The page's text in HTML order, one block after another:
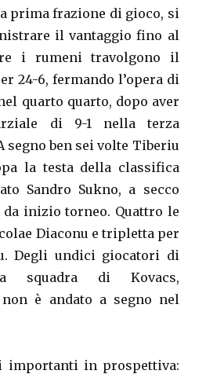
prima frazione di gioco, si
il vantaggio fino al
i rumeni travolgono il
24-6, fermando l’opera di
quarto quarto, dopo aver
di 9-1 nella terza
segno ben sei volte Tiberiu
la testa della classifica
Sandro Sukno, a secco
inizio torneo. Quattro le
Diaconu e tripletta per
Degli undici giocatori di
squadra di Kovacs,
è andato a segno nel
importanti in prospettiva: